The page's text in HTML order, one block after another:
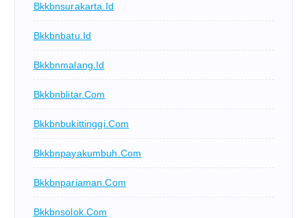
Bkkbnsurakarta.id
Bkkbnbatu.id
Bkkbnmalang.id
Bkkbnblitar.com
Bkkbnbukittinggi.com
Bkkbnpayakumbuh.com
Bkkbnpariaman.com
Bkkbnsolok.com